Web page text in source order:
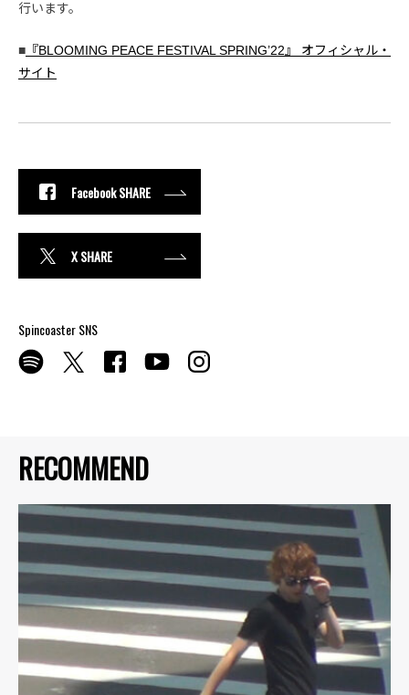
RECOMMEND
行います。
■ 『BLOOMING PEACE FESTIVAL SPRING’22』 オフィシャル・
サイト
Facebook SHARE
X SHARE
Spincoaster SNS